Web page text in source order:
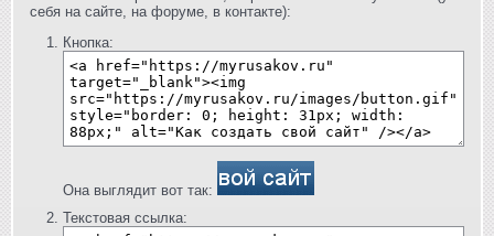
себя на сайте, на форуме, в контакте):
Кнопка:
Она выглядит вот так:
Текстовая ссылка: